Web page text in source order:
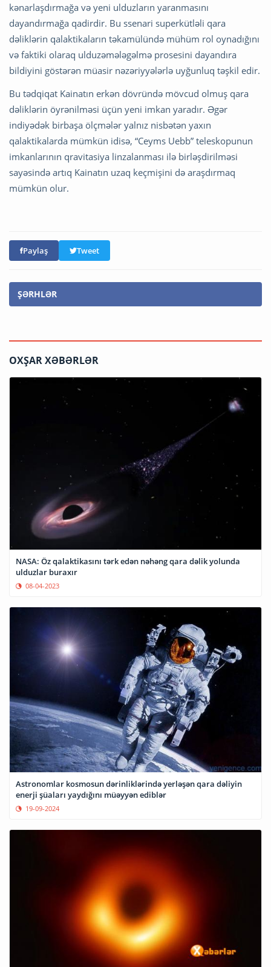
kənarlaşdırmağa və yeni ulduzların yaranmasını
dayandırmağa qadirdir. Bu ssenari superkütləli qara
dəliklərin qalaktikaların təkamülündə mühüm rol oynadığını
və faktiki olaraq ulduzəmələgəlmə prosesini dayandıra
bildiyini göstərən müasir nəzəriyyələrlə uyğunluq təşkil edir.
Bu tədqiqat Kainatın erkən dövründə mövcud olmuş qara
dəliklərin öyrənilməsi üçün yeni imkan yaradır. Əgər
indiyədək birbaşa ölçmələr yalnız nisbətən yaxın
qalaktikalarda mümkün idisə, “Ceyms Uebb” teleskopunun
imkanlarının qravitasiya linzalanması ilə birləşdirilməsi
sayəsində artıq Kainatın uzaq keçmişini də araşdırmaq
mümkün olur.
Paylaş Tweet
ŞƏRHLƏR
OXŞAR XƏBƏRLƏR
NASA: Öz qalaktikasını tərk edən nəhəng qara dəlik yolunda
ulduzlar buraxır
08-04-2023
Astronomlar kosmosun dərinliklərində yerləşən qara dəliyin
enerji şüaları yaydığını müəyyən ediblər
19-09-2024